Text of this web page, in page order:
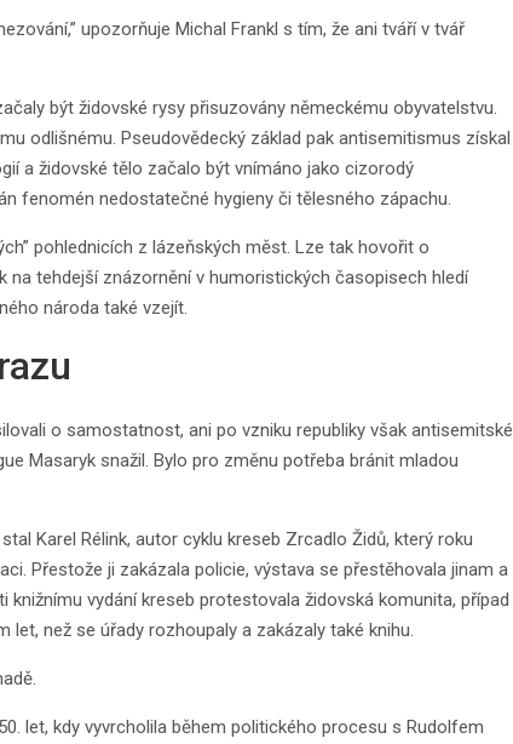
upozorňuje Michal Frankl s tím, že ani tváří v tvář
být židovské rysy přisuzovány německému obyvatelstvu.
odlišnému. Pseudovědecký základ pak antisemitismus získal
a židovské tělo začalo být vnímáno jako cizorodý
fenomén nedostatečné hygieny či tělesného zápachu.
pohlednicích z lázeňských měst. Lze tak hovořit o
na tehdejší znázornění v humoristických časopisech hledí
národa také vzejít.
o samostatnost, ani po vzniku republiky však antisemitské
Masaryk snažil. Bylo pro změnu potřeba bránit mladou
Karel Rélink, autor cyklu kreseb Zrcadlo Židů, který roku
Přestože ji zakázala policie, výstava se přestěhovala jinam a
vydání kreseb protestovala židovská komunita, případ
než se úřady rozhoupaly a zakázaly také knihu.
let, kdy vyvrcholila během politického procesu s Rudolfem